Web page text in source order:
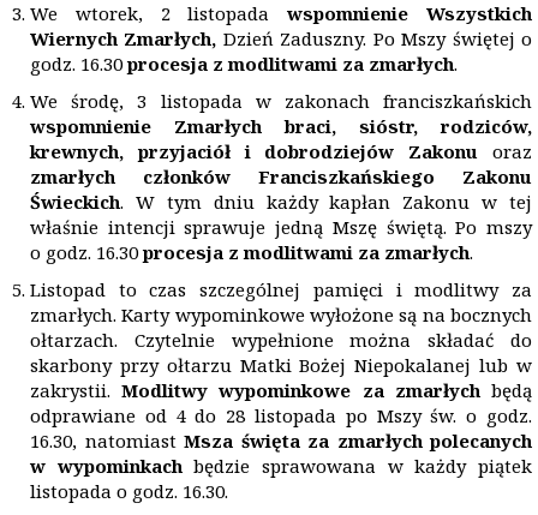
We wtorek, 2 listopadawspomnienie Wszystkich
Wiernych Zmarłych, Dzień Zaduszny. Po Mszy świętej o
godz. 16.30procesja z modlitwami za zmarłych.
We środę, 3 listopada w zakonach franciszkańskich
wspomnienie Zmarłych braci, sióstr, rodziców,
krewnych, przyjaciół i dobrodziejów Zakonu oraz
zmarłych członków Franciszkańskiego Zakonu
Świeckich. W tym dniu każdy kapłan Zakonu w tej
właśnie intencji sprawuje jedną Mszę świętą. Po mszy
o godz. 16.30procesja z modlitwami za zmarłych.
Listopad to czas szczególnej pamięci i modlitwy za
zmarłych. Karty wypominkowe wyłożone są na bocznych
ołtarzach. Czytelnie wypełnione można składać do
skarbony przy ołtarzu Matki Bożej Niepokalanej lub w
zakrystii.Modlitwy wypominkowe za zmarłychbędą
odprawiane od 4 do 28 listopada po Mszy św. o godz.
16.30, natomiast Msza święta za zmarłych polecanych
w wypominkachbędzie sprawowana w każdy piątek
listopada o godz. 16.30.